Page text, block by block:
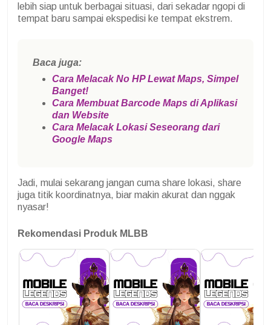
lebih siap untuk berbagai situasi, dari sekadar ngopi di
tempat baru sampai ekspedisi ke tempat ekstrem.
Baca juga:
Cara Melacak No HP Lewat Maps, Simpel
Banget!
Cara Membuat Barcode Maps di Aplikasi
dan Website
Cara Melacak Lokasi Seseorang dari
Google Maps
Jadi, mulai sekarang jangan cuma share lokasi, share
juga titik koordinatnya, biar makin akurat dan nggak
nyasar!
Rekomendasi Produk MLBB